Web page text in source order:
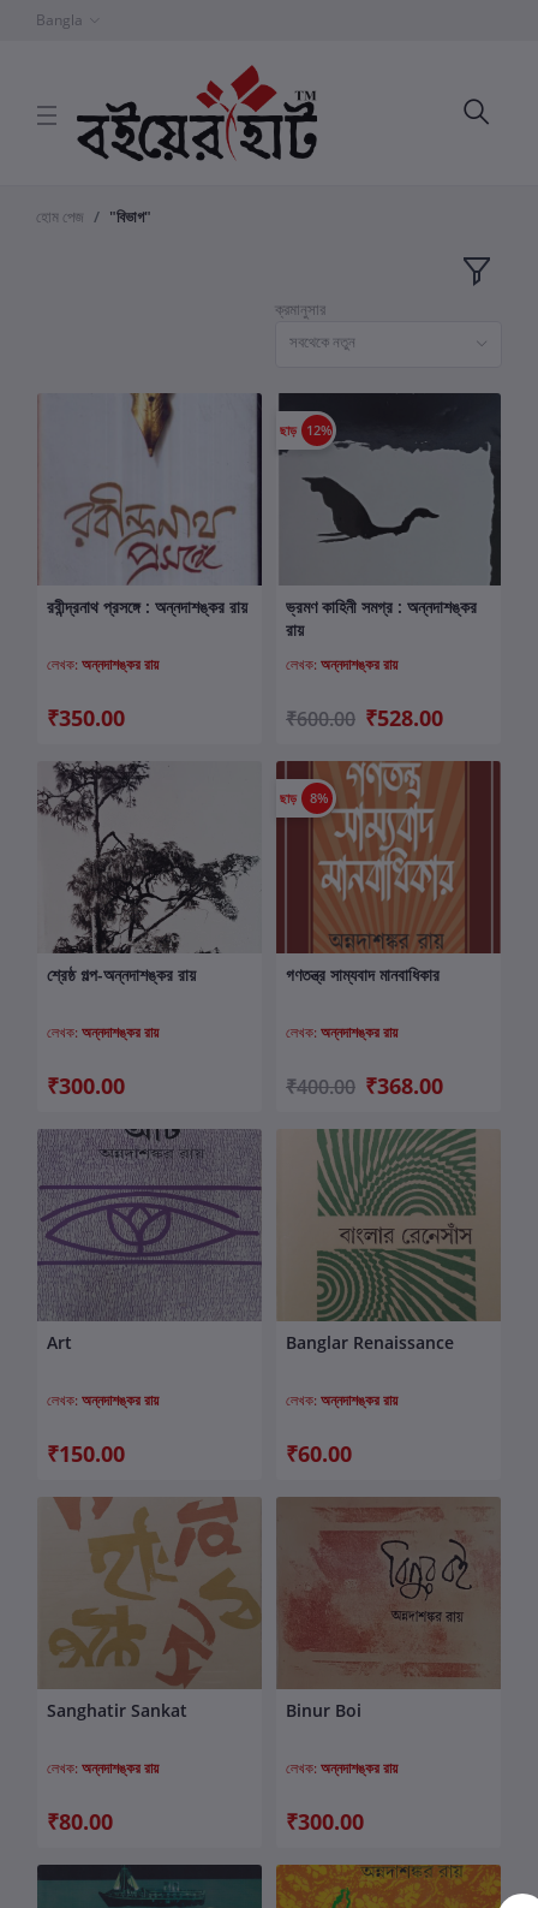
Bangla
হোম পেজ "বিভাগ"
ক্রমানুসার
সবথেকে নতুন
কার্টে যোগ করুন
রবীন্দ্রনাথ প্রসঙ্গে : অন্নদাশঙ্কর রায়
লেখক: অন্নদাশঙ্কর রায়
₹350.00
ছাড় 12%
কার্টে যোগ করুন
ভ্রমণ কাহিনী সমগ্র : অন্নদাশঙ্কর
রায়
লেখক: অন্নদাশঙ্কর রায়
₹600.00 ₹528.00
কার্টে যোগ করুন
শ্রেষ্ঠ গল্প-অন্নদাশঙ্কর রায়
লেখক: অন্নদাশঙ্কর রায়
₹300.00
ছাড় 8%
কার্টে যোগ করুন
গণতন্ত্র সাম্যবাদ মানবাধিকার
লেখক: অন্নদাশঙ্কর রায়
₹400.00 ₹368.00
Art
লেখক: অন্নদাশঙ্কর রায়
₹150.00
কার্টে যোগ করুন
Banglar Renaissance
লেখক: অন্নদাশঙ্কর রায়
₹60.00
কার্টে যোগ করুন
Sanghatir Sankat
লেখক: অন্নদাশঙ্কর রায়
₹80.00
কার্টে যোগ করুন
Binur Boi
লেখক: অন্নদাশঙ্কর রায়
₹300.00